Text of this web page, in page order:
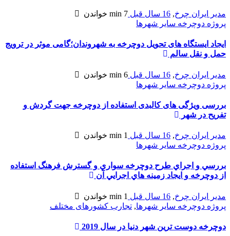
مدیر ایران چرخ, 16 سال قبل 7 min
خواندن
پروژه دوچرخه سایر شهرها
ایجاد ایستگاه های تحویل دوچرخه به شهروندان؛گامی موثر در ترویج
حمل و نقل سالم
مدیر ایران چرخ, 16 سال قبل 6 min
خواندن
پروژه دوچرخه سایر شهرها
بررسی ویژگی های کالبدی استفاده از دوچرخه جهت گردش و
تفریح در شهر
مدیر ایران چرخ, 16 سال قبل 1 min
خواندن
پروژه دوچرخه سایر شهرها
بررسي و اجراي طرح دوچرخه سواري و گسترش فرهنگ استفاده
از دوچرخه و ايجاد زمينه هاي اجرايي آن
مدیر ایران چرخ, 16 سال قبل 1 min
خواندن
پروژه دوچرخه سایر شهرها, تجارب کشورهای مختلف
دوچرخه دوست ترین شهر دنیا در سال 2019